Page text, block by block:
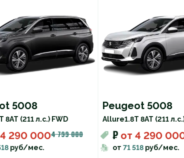
5008
8AT (211 л.с.) FWD
4 290 0004 799 000
руб/мес.
Peugeot 5008
Allure1.8T 8AT (211
₽ от 4 290
от 71 518 руб/мес.